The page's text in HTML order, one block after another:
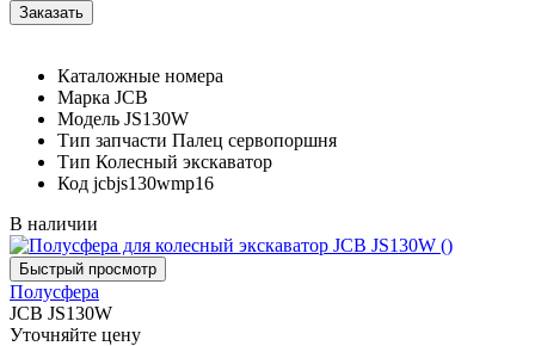
Каталожные номера
Марка JCB
Модель JS130W
Тип запчасти Палец сервопоршня
Тип Колесный экскаватор
Код jcbjs130wmp16
В наличии
Полусфера
JCB JS130W
Уточняйте цену